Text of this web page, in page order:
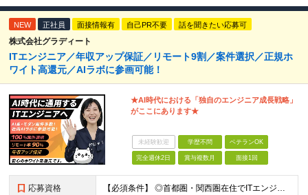
NEW 正社員 面接情報有 自己PR不要 話を聞きたい応募可
株式会社グラディート
ITエンジニア／年収アップ保証／リモート9割／案件選択／正規ホ
ワイト高還元／AIラボに参画可能！
★AI時代における「独自のエンジニア成⻑戦略」
がここにあります★
未経験歓迎 学歴不問 ベテランOK
完全週休2日 賞与複数月 面接1回
応募資格 【必須条件】 ◎首都圏・関西圏在住でITエンジニアとしての実務経験が3年以上ある⽅（開発・インフラいずれも歓迎） →首都圏（東京、神奈川、千葉、埼玉）、関西圏（大阪、兵庫、京都）在住のITエンジニア採